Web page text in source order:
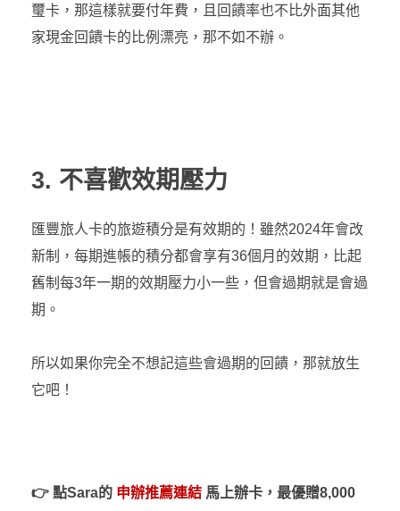
璽卡，那這樣就要付年費，且回饋率也不比外面其他
家現金回饋卡的比例漂亮，那不如不辦。
3. 不喜歡效期壓力
匯豐旅人卡的旅遊積分是有效期的！雖然2024年會改
新制，每期進帳的積分都會享有36個月的效期，比起
舊制每3年一期的效期壓力小一些，但會過期就是會過
期。
所以如果你完全不想記這些會過期的回饋，那就放生
它吧！
👉 點Sara的 申辦推薦連結 馬上辦卡 ，最優贈8,000